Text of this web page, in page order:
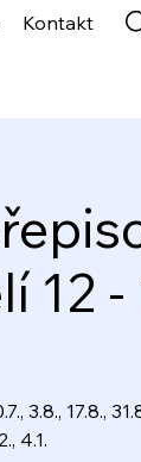
Kontakt
12 -
3.8., 17.8.,
4.1.